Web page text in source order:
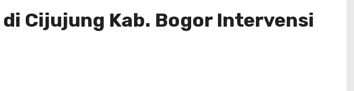
Cijujung Kab. Bogor Intervensi